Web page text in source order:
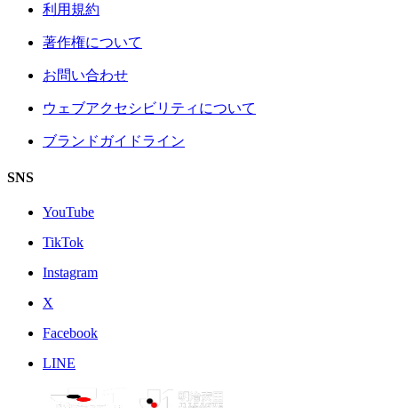
利用規約
著作権について
お問い合わせ
ウェブアクセシビリティについて
ブランドガイドライン
SNS
YouTube
TikTok
Instagram
X
Facebook
LINE